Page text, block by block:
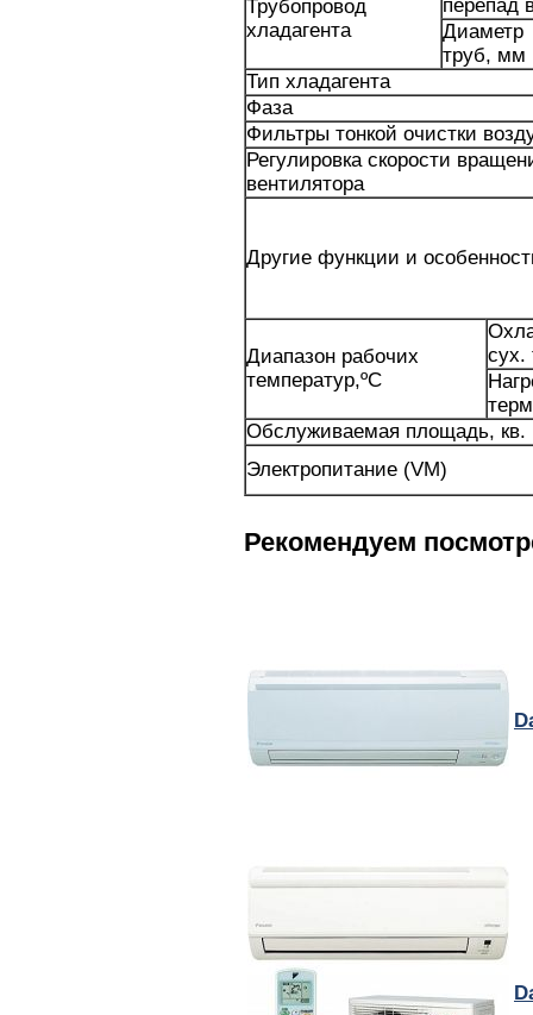
Трубопровод
хладагента
перепад
Диаметр
труб, мм
Тип хладагента
Фаза
Фильтры тонкой очистки
Регулировка скорости
вентилятора
Другие функции и
Диапазон рабочих
температур,ºС
сух.
Обслуживаемая площадь, кв.
Электропитание (VM)
Рекомендуем